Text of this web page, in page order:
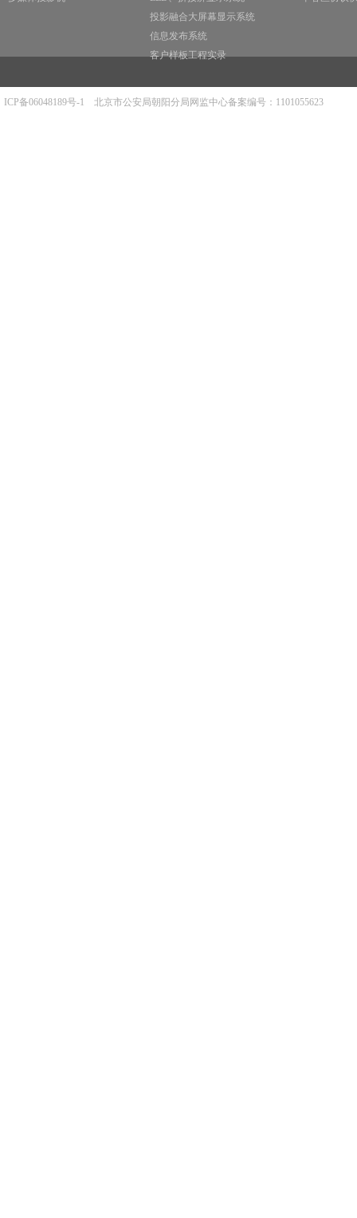
投影融合大屏幕显示系统
信息发布系统
客户样板工程实录
ICP备06048189号-1 北京市公安局朝阳分局网监中心备案编号：1101055623